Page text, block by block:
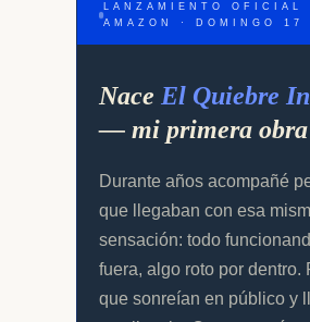
LANZAMIENTO OFICIAL
AMAZON · DOMINGO 17
Nace El Quiebre
— mi primera obra
Durante años acompañé
que llegaban con esa
sensación: todo
fuera, algo roto por dentro.
que sonreían en público y